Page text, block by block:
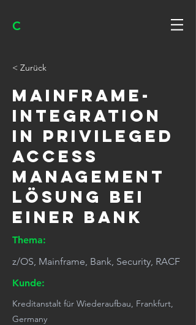
C
< Zurück
Mainframe-
Integration
in Privileged
Access
Management
Lösung bei
einer Bank
Thema:
z/OS, Mainframe, Bank, Security, RACF
Kunde:
Kreditanstalt für Wiederaufbau, Frankfurt,
Germany